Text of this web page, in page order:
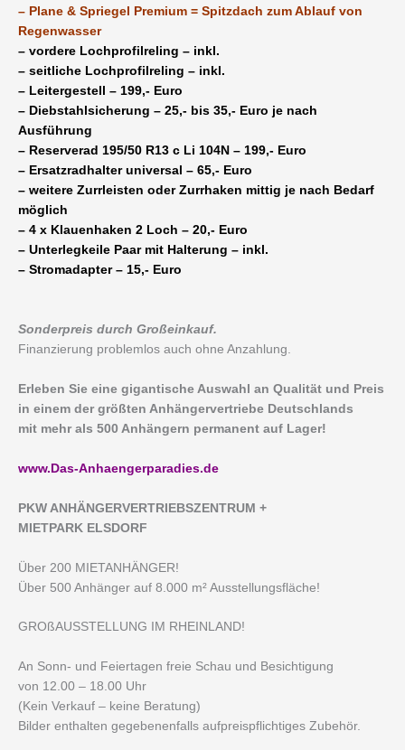
– Plane & Spriegel Premium = Spitzdach zum Ablauf von
Regenwasser
– vordere Lochprofilreling – inkl.
– seitliche Lochprofilreling – inkl.
– Leitergestell – 199,- Euro
– Diebstahlsicherung – 25,- bis 35,- Euro je nach
Ausführung
– Reserverad 195/50 R13 c Li 104N – 199,- Euro
– Ersatzradhalter universal – 65,- Euro
– weitere Zurrleisten oder Zurrhaken mittig je nach Bedarf
möglich
– 4 x Klauenhaken 2 Loch – 20,- Euro
– Unterlegkeile Paar mit Halterung – inkl.
– Stromadapter – 15,- Euro
Sonderpreis durch Großeinkauf.
Finanzierung problemlos auch ohne Anzahlung.
Erleben Sie eine gigantische Auswahl an Qualität und Preis
in einem der größten Anhängervertriebe Deutschlands
mit mehr als 500 Anhängern permanent auf Lager!
www.Das-Anhaengerparadies.de
PKW ANHÄNGERVERTRIEBSZENTRUM +
MIETPARK ELSDORF
Über 200 MIETANHÄNGER!
Über 500 Anhänger auf 8.000 m² Ausstellungsfläche!
GROßAUSSTELLUNG IM RHEINLAND!
An Sonn- und Feiertagen freie Schau und Besichtigung
von 12.00 – 18.00 Uhr
(Kein Verkauf – keine Beratung)
Bilder enthalten gegebenenfalls aufpreispflichtiges Zubehör.